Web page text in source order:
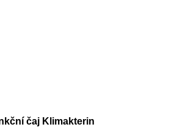
čaj Klimakterin